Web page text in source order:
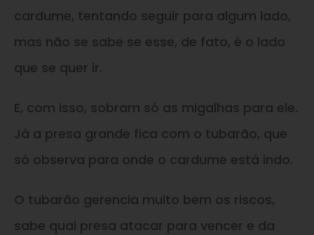
cardume, tentando seguir para algum lado,
mas não se sabe se esse, de fato, é o lado
que se quer ir.
E, com isso, sobram só as migalhas para ele.
Já a presa grande fica com o tubarão, que
só observa para onde o cardume está indo.
O tubarão gerencia muito bem os riscos,
sabe qual presa atacar para vencer e da